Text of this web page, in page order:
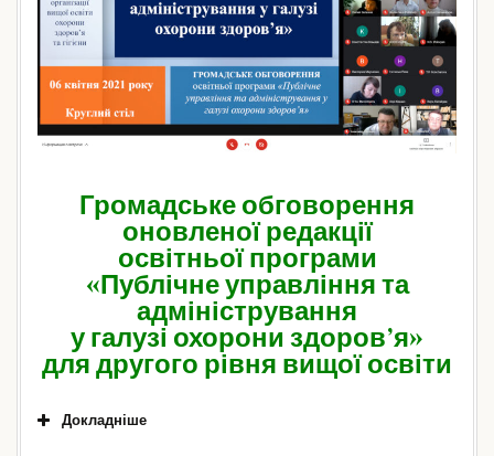
Громадське обговорення
оновленої редакції
освітньої програми
«Публічне управління та
адміністрування
у галузі охорони здоров’я»
для другого рівня вищої освіти
Докладніше